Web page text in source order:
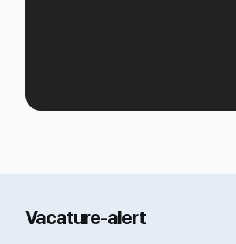
Vacature-alert